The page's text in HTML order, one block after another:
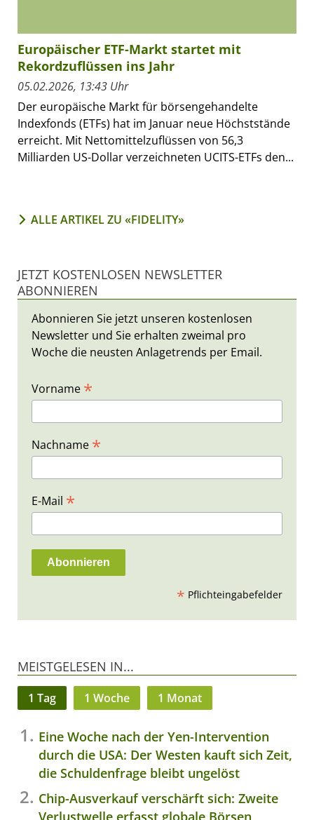
Europäischer ETF-Markt startet mit
Rekordzuflüssen ins Jahr
05.02.2026, 13:43 Uhr
Der europäische Markt für börsengehandelte
Indexfonds (ETFs) hat im Januar neue Höchststände
erreicht. Mit Nettomittelzuflüssen von 56,3
Milliarden US-Dollar verzeichneten UCITS-ETFs den...
ALLE ARTIKEL ZU «FIDELITY»
JETZT KOSTENLOSEN NEWSLETTER
ABONNIEREN
Abonnieren Sie jetzt unseren kostenlosen
Newsletter und Sie erhalten zweimal pro
Woche die neusten Anlagetrends per Email.
Vorname *
Nachname *
E-Mail *
* Pflichteingabefelder
MEISTGELESEN IN...
1 Tag 1 Woche 1 Monat
Eine Woche nach der Yen-Intervention
durch die USA: Der Westen kauft sich Zeit,
die Schuldenfrage bleibt ungelöst
Chip-Ausverkauf verschärft sich: Zweite